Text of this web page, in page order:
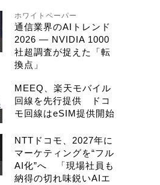
ホワイトペーパー
通信業界のAIトレンド
2026 ― NVIDIA 1000
社超調査が捉えた「転
換点」
MEEQ、楽天モバイル
回線を先行提供 ドコ
モ回線はeSIM提供開始
NTTドコモ、2027年に
マーケティングを“フル
AI化”へ 「現場社員も
納得の切れ味鋭いAIエ